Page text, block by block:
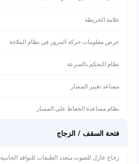
علامة الخريطة
عرض معلومات حركة المرور في نظام الملاحة
نظام التحكم بالسرعة
مساعد تغيير المسار
نظام مساعدة الحفاظ على المسار
فتحة السقف / الزجاج
زجاج عازل للصوت متعدد الطبقات للنوافذ الجانبية